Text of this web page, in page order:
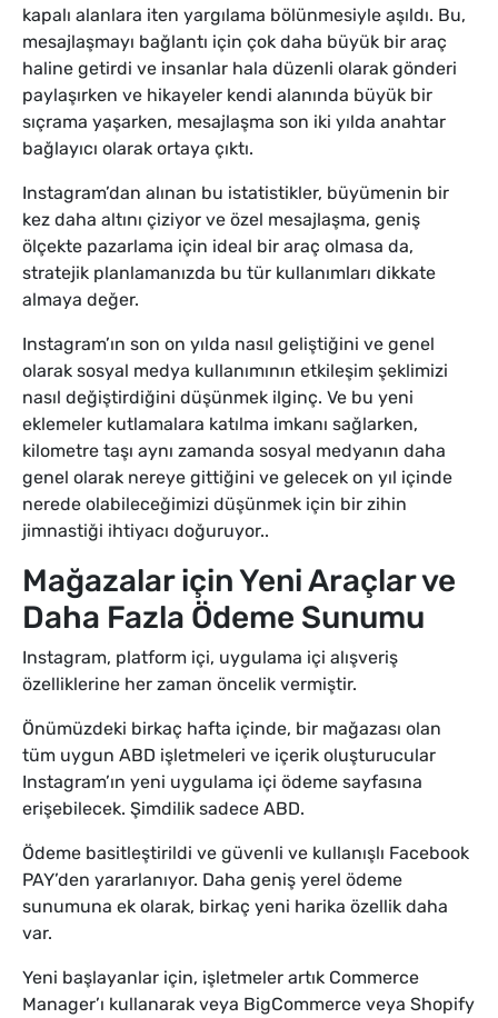
kapalı alanlara iten yargılama bölünmesiyle aşıldı. Bu,
mesajlaşmayı bağlantı için çok daha büyük bir araç
haline getirdi ve insanlar hala düzenli olarak gönderi
paylaşırken ve hikayeler kendi alanında büyük bir
sıçrama yaşarken, mesajlaşma son iki yılda anahtar
bağlayıcı olarak ortaya çıktı.
Instagram’dan alınan bu istatistikler, büyümenin bir
kez daha altını çiziyor ve özel mesajlaşma, geniş
ölçekte pazarlama için ideal bir araç olmasa da,
stratejik planlamanızda bu tür kullanımları dikkate
almaya değer.
Instagram’ın son on yılda nasıl geliştiğini ve genel
olarak sosyal medya kullanımının etkileşim şeklimizi
nasıl değiştirdiğini düşünmek ilginç. Ve bu yeni
eklemeler kutlamalara katılma imkanı sağlarken,
kilometre taşı aynı zamanda sosyal medyanın daha
genel olarak nereye gittiğini ve gelecek on yıl içinde
nerede olabileceğimizi düşünmek için bir zihin
jimnastiği ihtiyacı doğuruyor..
Mağazalar için Yeni Araçlar ve
Daha Fazla Ödeme Sunumu
Instagram, platform içi, uygulama içi alışveriş
özelliklerine her zaman öncelik vermiştir.
Önümüzdeki birkaç hafta içinde, bir mağazası olan
tüm uygun ABD işletmeleri ve içerik oluşturucular
Instagram’ın yeni uygulama içi ödeme sayfasına
erişebilecek. Şimdilik sadece ABD.
Ödeme basitleştirildi ve güvenli ve kullanışlı Facebook
PAY’den yararlanıyor. Daha geniş yerel ödeme
sunumuna ek olarak, birkaç yeni harika özellik daha
var.
Yeni başlayanlar için, işletmeler artık Commerce
Manager’ı kullanarak veya BigCommerce veya Shopify